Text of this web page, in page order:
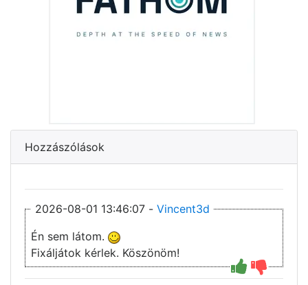
Hozzászólások
2026-08-01 13:46:07 - Vincent3d
Én sem látom.
Fixáljátok kérlek. Köszönöm!